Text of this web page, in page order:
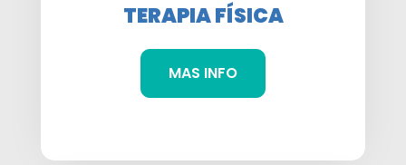
TERAPIA FÍSICA
MAS INFO